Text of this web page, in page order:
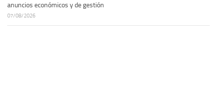
anuncios económicos y de gestión
07/08/2026